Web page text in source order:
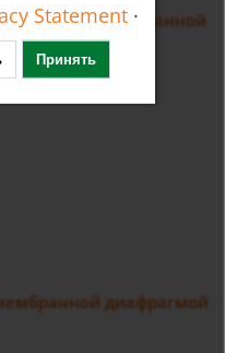
мембранной
602
диафрагмой
Statement ·
Принять